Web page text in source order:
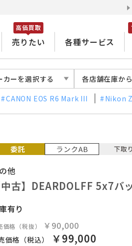
売りたい
高価買取
各種サービス
カーを選択する 各店舗在庫か
CANON EOS R6 Mark III Nikon
他
中古】DEARDOLFF 5x7バ
有り
価格（税抜） ￥90,000
価格（税込） ￥99,000